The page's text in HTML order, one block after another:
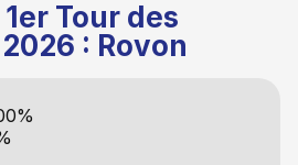
Tour des
: Rovon